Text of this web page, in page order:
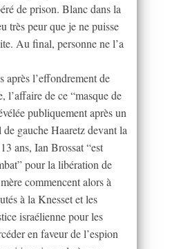
de prison. Blanc dans la
très peur que je ne puisse
Au final, personne ne l’a
après l’effondrement de
l’affaire de ce “masque de
publiquement après un
gauche Haaretz devant la
ans, Ian Brossat “est
pour la libération de
commencent alors à
à la Knesset et les
israélienne pour les
en faveur de l’espion